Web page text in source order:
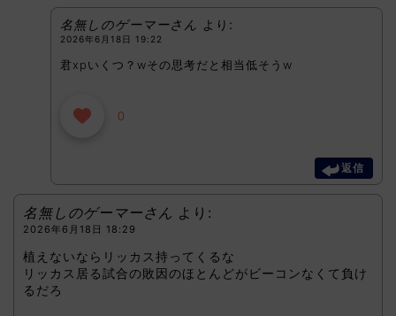
名無しのゲーマーさん より:
2026年6月18日 19:22
君xpいくつ？wその思考だと相当低そうw
0
返信
名無しのゲーマーさん より:
2026年6月18日 18:29
植えないならリッカス持ってくるな
リッカス居る試合の敗因のほとんどがビーコンなくて負け
るだろ